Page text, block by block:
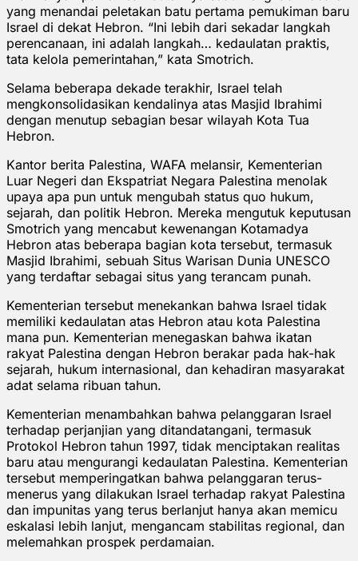
yang menandai peletakan batu pertama pemukiman baru
Israel di dekat Hebron. “Ini lebih dari sekadar langkah
perencanaan, ini adalah langkah… kedaulatan praktis,
tata kelola pemerintahan,” kata Smotrich.
Selama beberapa dekade terakhir, Israel telah
mengkonsolidasikan kendalinya atas Masjid Ibrahimi
dengan menutup sebagian besar wilayah Kota Tua
Hebron.
Kantor berita Palestina, WAFA melansir, Kementerian
Luar Negeri dan Ekspatriat Negara Palestina menolak
upaya apa pun untuk mengubah status quo hukum,
sejarah, dan politik Hebron. Mereka mengutuk keputusan
Smotrich yang mencabut kewenangan Kotamadya
Hebron atas beberapa bagian kota tersebut, termasuk
Masjid Ibrahimi, sebuah Situs Warisan Dunia UNESCO
yang terdaftar sebagai situs yang terancam punah.
Kementerian tersebut menekankan bahwa Israel tidak
memiliki kedaulatan atas Hebron atau kota Palestina
mana pun. Kementerian menegaskan bahwa ikatan
rakyat Palestina dengan Hebron berakar pada hak-hak
sejarah, hukum internasional, dan kehadiran masyarakat
adat selama ribuan tahun.
Kementerian menambahkan bahwa pelanggaran Israel
terhadap perjanjian yang ditandatangani, termasuk
Protokol Hebron tahun 1997, tidak menciptakan realitas
baru atau mengurangi kedaulatan Palestina. Kementerian
tersebut memperingatkan bahwa pelanggaran terus-
menerus yang dilakukan Israel terhadap rakyat Palestina
dan impunitas yang terus berlanjut hanya akan memicu
eskalasi lebih lanjut, mengancam stabilitas regional, dan
melemahkan prospek perdamaian.